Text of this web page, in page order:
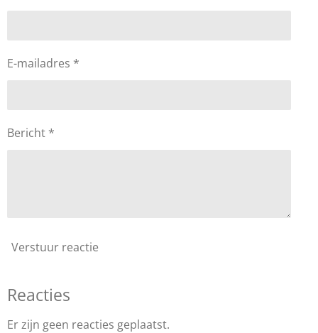
E-mailadres *
Bericht *
Verstuur reactie
Reacties
Er zijn geen reacties geplaatst.